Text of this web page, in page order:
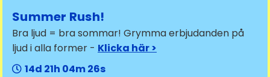
Summer Rush!
Bra ljud = bra sommar! Grymma erbjudanden på
ljud i alla former - Klicka här >
14
21 04 25